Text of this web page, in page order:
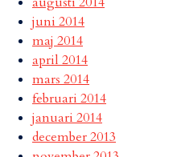
juni 2014
maj 2014
april 2014
mars 2014
februari 2014
januari 2014
december 2013